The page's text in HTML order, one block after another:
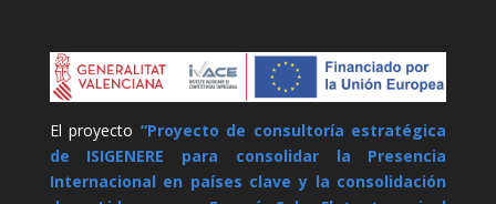
El proyecto “Proyecto de consultoría estratégica
de ISIGENERE para consolidar la Presencia
Internacional en países clave y la consolidación